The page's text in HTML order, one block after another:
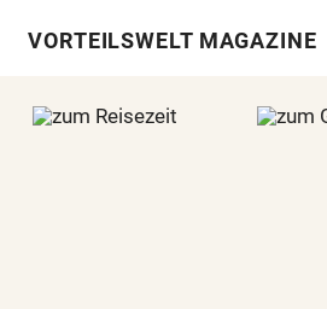
VORTEILSWELT MAGAZINE